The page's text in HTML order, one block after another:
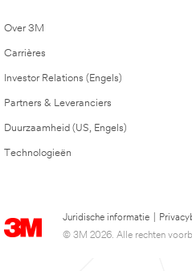
Over 3M
Carrières
Investor Relations (Engels)
Partners & Leveranciers
Duurzaamheid (US, Engels)
Technologieën
Juridische informatie
© 3M 2026. Alle rechten